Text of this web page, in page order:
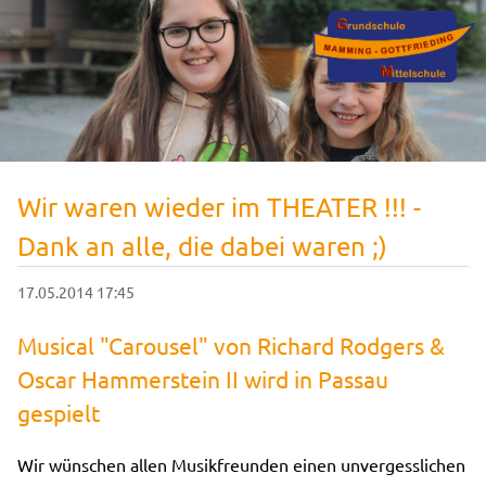
Wir waren wieder im THEATER !!! -
Dank an alle, die dabei waren ;)
17.05.2014 17:45
Musical "Carousel" von Richard Rodgers &
Oscar Hammerstein II wird in Passau
gespielt
Wir wünschen allen Musikfreunden einen unvergesslichen